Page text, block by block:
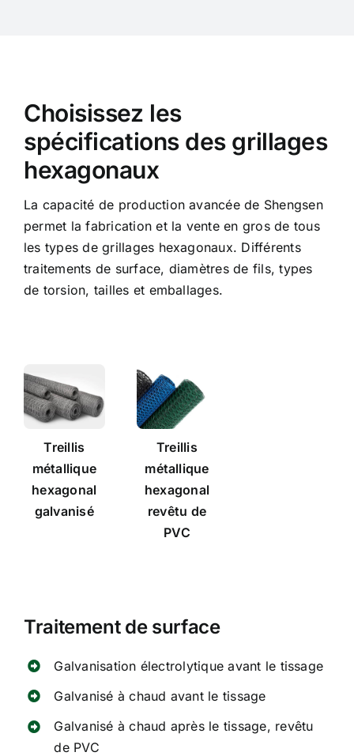
Choisissez les
spécifications des grillages
hexagonaux
La capacité de production avancée de Shengsen
permet la fabrication et la vente en gros de tous
les types de grillages hexagonaux. Différents
traitements de surface, diamètres de fils, types
de torsion, tailles et emballages.
Treillis
métallique
hexagonal
galvanisé
Treillis
métallique
hexagonal
revêtu de
PVC
Traitement de surface
Galvanisation électrolytique avant le tissage
Galvanisé à chaud avant le tissage
Galvanisé à chaud après le tissage, revêtu
de PVC